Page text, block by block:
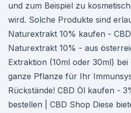
und zum Beispiel zu
wird. Solche Produkte sind
Naturextrakt 10% kaufen -
Naturextrakt 10% - aus
Extraktion (10ml oder 30ml) bei
ganze Pflanze für Ihr
Rückstände! CBD Öl kaufen -
bestellen | CBD Shop Diese